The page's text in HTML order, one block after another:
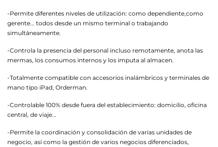
-Permite diferentes niveles de utilización: como dependiente,como
gerente... todos desde un mismo terminal o trabajando
simultáneamente.
-Controla la presencia del personal incluso remotamente, anota las
mermas, los consumos internos y los imputa al almacen.
-Totalmente compatible con accesorios inalámbricos y terminales de
mano tipo iPad, Orderman.
-Controlable 100% desde fuera del establecimiento: domicilio, oficina
central, de viaje...
-Permite la coordinación y consolidación de varias unidades de
negocio, así como la gestión de varios negocios diferenciados,